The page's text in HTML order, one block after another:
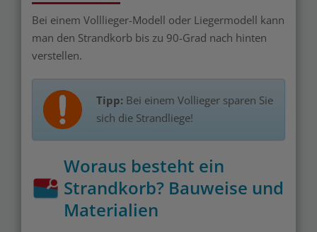
Bei einem Volllieger-Modell oder Liegermodell kann
man den Strandkorb bis zu 90-Grad nach hinten
verstellen.
Tipp: Bei einem Vollieger sparen Sie
sich die Strandliege!
Woraus besteht ein
Strandkorb? Bauweise und
Materialien